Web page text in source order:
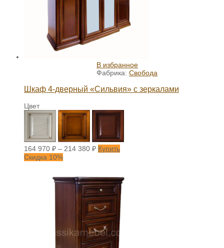
В избранное
Фабрика: Свобода
Шкаф 4-дверный «Сильвия» с зеркалами
Цвет
164 970 ₽ – 214 380 ₽ Купить
Скидка 10%